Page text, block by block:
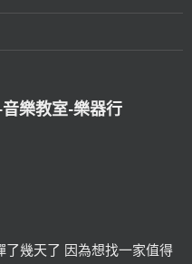
樂教室-樂器行
了幾天了 因為想找一家值得